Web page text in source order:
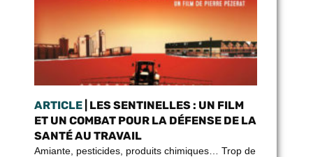
ARTICLE| LES SENTINELLES : UN FILM
ET UN COMBAT POUR LA DÉFENSE DE LA
SANTÉ AU TRAVAIL
Amiante, pesticides, produits chimiques… Trop de